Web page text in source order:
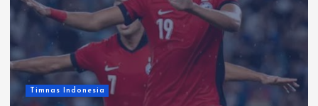
Timnas Indonesia